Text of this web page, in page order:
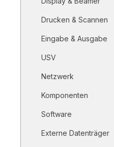
Drucken & Scannen
Eingabe & Ausgabe
USV
Netzwerk
Komponenten
Software
Externe Datenträger